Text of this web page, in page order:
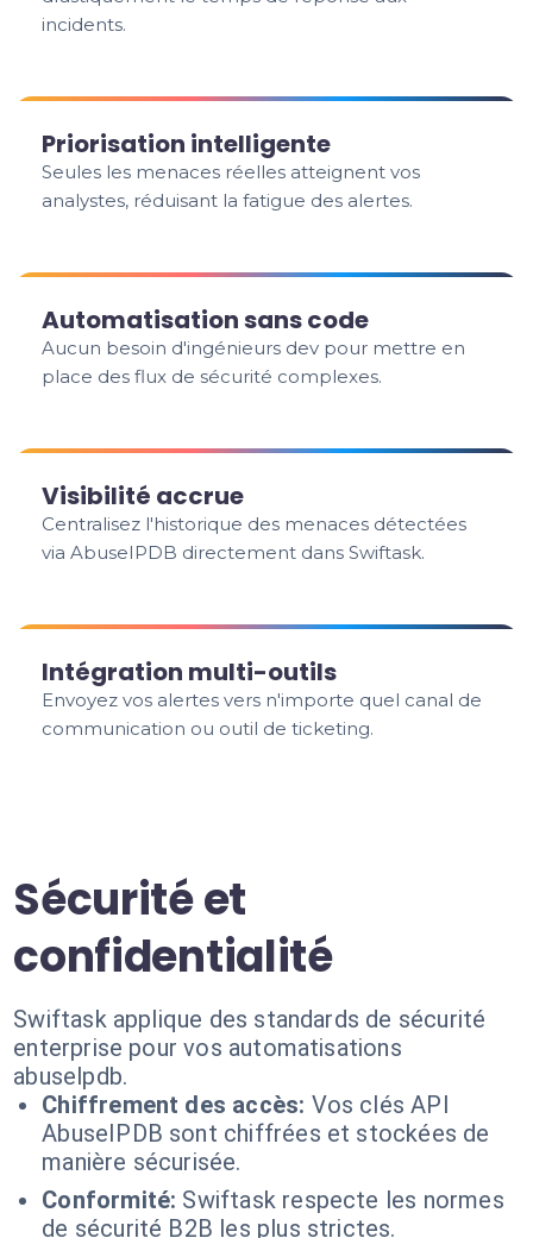
incidents.
Priorisation intelligente
Seules les menaces réelles atteignent vos
analystes, réduisant la fatigue des alertes.
Automatisation sans code
Aucun besoin d'ingénieurs dev pour mettre en
place des flux de sécurité complexes.
Visibilité accrue
Centralisez l'historique des menaces détectées
via AbuseIPDB directement dans Swiftask.
Intégration multi-outils
Envoyez vos alertes vers n'importe quel canal de
communication ou outil de ticketing.
Sécurité et
confidentialité
Swiftask applique des standards de sécurité
enterprise pour vos automatisations
abuselpdb.
Chiffrement des accès: Vos clés API
AbuseIPDB sont chiffrées et stockées de
manière sécurisée.
Conformité: Swiftask respecte les normes
de sécurité B2B les plus strictes.